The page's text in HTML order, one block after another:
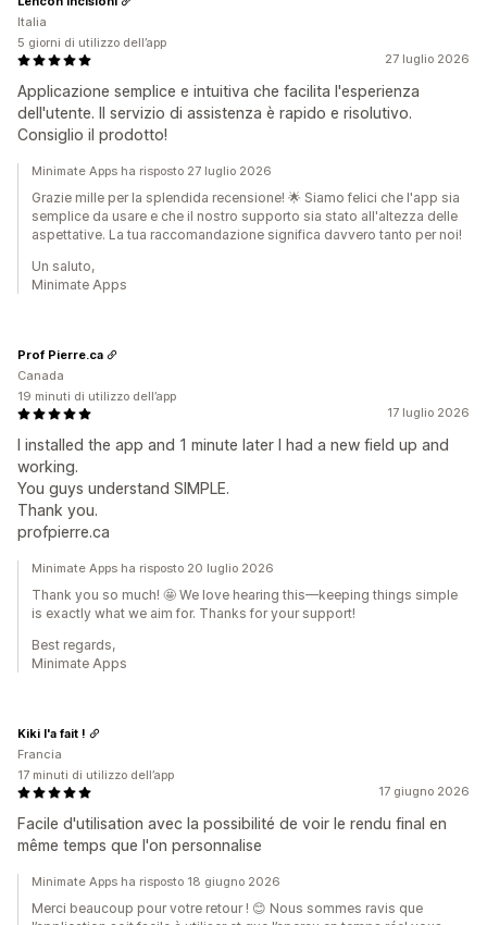
27 luglio 2026
Applicazione semplice e intuitiva che facilita l'esperienza
dell'utente. Il servizio di assistenza è rapido e risolutivo.
Consiglio il prodotto!
Italia
5 giorni di utilizzo dell’app
Minimate Apps ha risposto 27 luglio 2026
Grazie mille per la splendida recensione! 🌟 Siamo felici che l'app sia
semplice da usare e che il nostro supporto sia stato all'altezza delle
aspettative. La tua raccomandazione significa davvero tanto per noi!
Un saluto,
Minimate Apps
17 luglio 2026
I installed the app and 1 minute later I had a new field up and
working.
You guys understand SIMPLE.
Thank you.
profpierre.ca
Prof Pierre.ca
Canada
19 minuti di utilizzo dell’app
Minimate Apps ha risposto 20 luglio 2026
Thank you so much! 🤩 We love hearing this—keeping things simple
is exactly what we aim for. Thanks for your support!
Best regards,
Minimate Apps
17 giugno 2026
Facile d'utilisation avec la possibilité de voir le rendu final en
même temps que l'on personnalise
Kiki l'a fait !
Francia
17 minuti di utilizzo dell’app
Minimate Apps ha risposto 18 giugno 2026
Merci beaucoup pour votre retour ! 😊 Nous sommes ravis que